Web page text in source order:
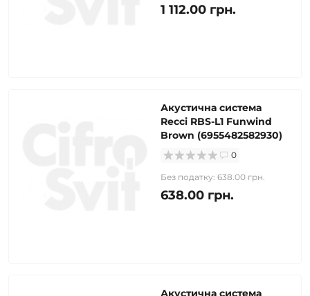
1 112.00 грн.
Акустична система
Recci RBS-L1 Funwind
Brown (6955482582930)
0
Без податку: 638.00 грн.
638.00 грн.
Акустична система